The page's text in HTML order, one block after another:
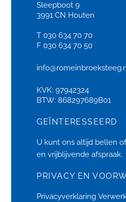
Sleepboot 9
3991 CN Houten
T 030 634 70 70
F 030 634 70 50
KVK: 97942324
BTW: 868297689B01
GEÏNTERESSEERD
U kunt ons altijd bellen
en vrijblijvende afspraak.
PRIVACY EN
Privacyverklaring